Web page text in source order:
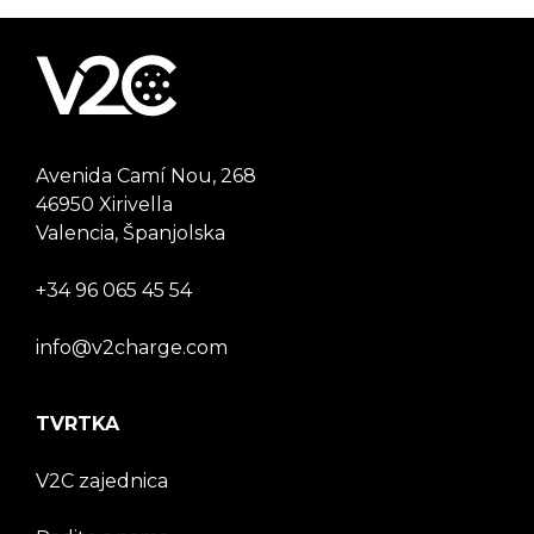
Avenida Camí Nou, 268
46950 Xirivella
Valencia, Španjolska
+34 96 065 45 54
info@v2charge.com
TVRTKA
V2C zajednica